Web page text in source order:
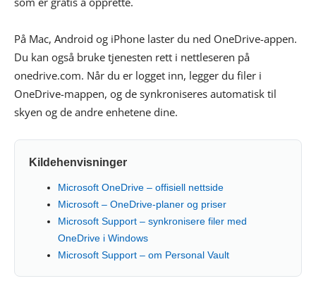
På Mac, Android og iPhone laster du ned OneDrive-appen.
Du kan også bruke tjenesten rett i nettleseren på
onedrive.com. Når du er logget inn, legger du filer i
OneDrive-mappen, og de synkroniseres automatisk til
skyen og de andre enhetene dine.
Kildehenvisninger
Microsoft OneDrive – offisiell nettside
Microsoft – OneDrive-planer og priser
Microsoft Support – synkronisere filer med
OneDrive i Windows
Microsoft Support – om Personal Vault